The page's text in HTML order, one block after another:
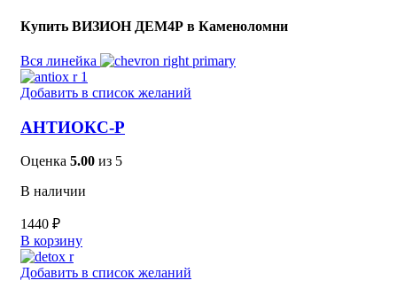
Купить ВИЗИОН ДЕМ4Р в Каменоломни
Вся линейка
Добавить в список желаний
АНТИОКС-Р
Оценка 5.00 из 5
В наличии
1440 ₽
В корзину
Добавить в список желаний